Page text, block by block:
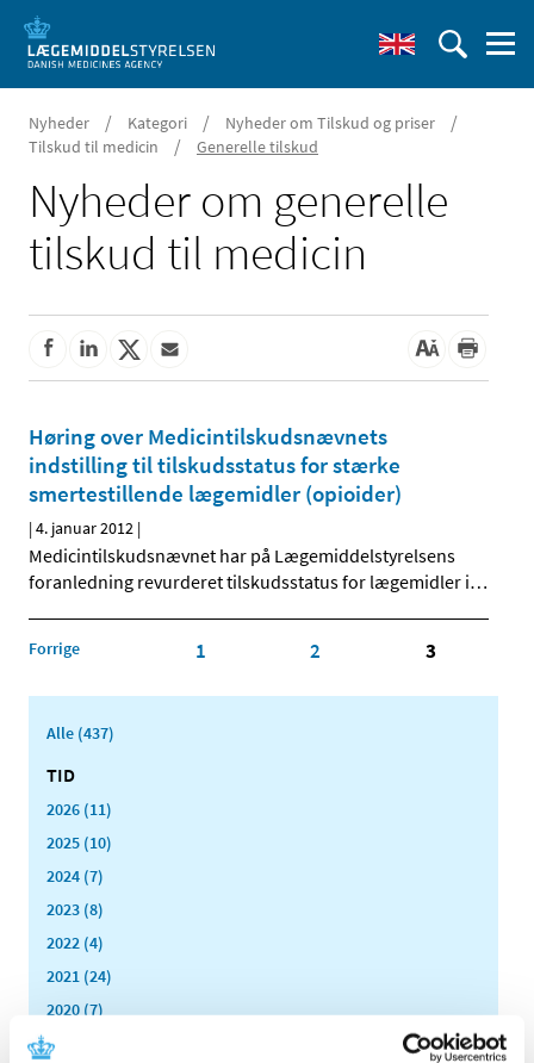
Nyheder / Kategori / Nyheder om Tilskud og priser /
Tilskud til medicin / Generelle tilskud
Nyheder om generelle
tilskud til medicin
Høring over Medicintilskudsnævnets
indstilling til tilskudsstatus for stærke
smertestillende lægemidler (opioider)
|4. januar 2012 |
Medicintilskudsnævnet har på Lægemiddelstyrelsens
foranledning revurderet tilskudsstatus for lægemidler i…
Forrige 1 2 3
Alle (437)
TID
2026 (11)
2025 (10)
2024 (7)
2023 (8)
2022 (4)
2021 (24)
2020 (7)
2019 (39)